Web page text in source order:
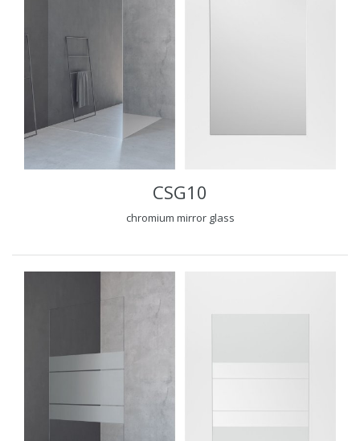
CSG10
chromium mirror glass